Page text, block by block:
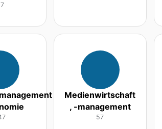
Medienwirtschaft
, -management
57